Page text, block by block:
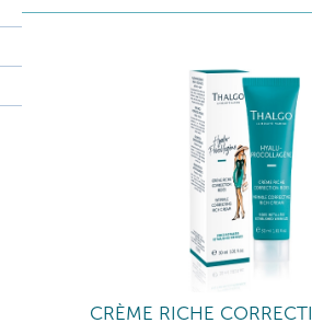
CRÈME RICHE